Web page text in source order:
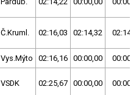
Č.Kruml. 02:16,03 02:14,32
Vys.Mýto 02:16,16 00:00,00
VSDK 02:25,67 00:00,00